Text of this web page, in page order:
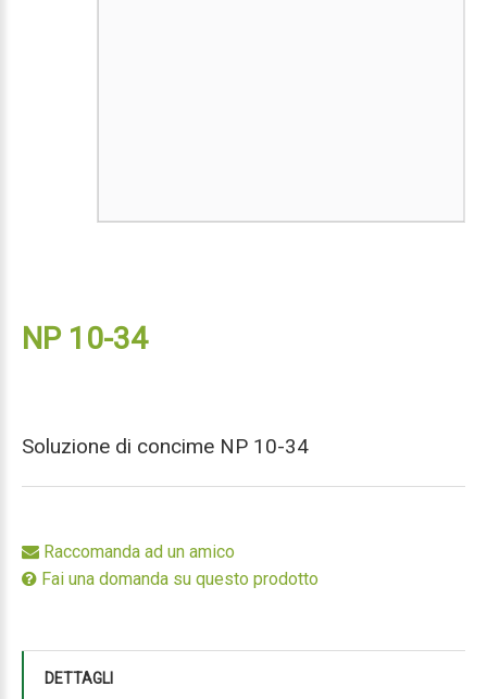
NP 10-34
Soluzione di concime NP 10-34
Raccomanda ad un amico
Fai una domanda su questo prodotto
DETTAGLI